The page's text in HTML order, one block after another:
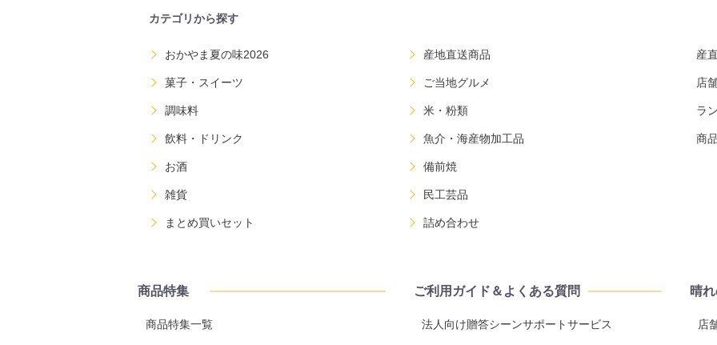
カテゴリから探す
おかやま夏の味2026 産地直送商品
菓子・スイーツ ご当地グルメ
調味料 米・粉類
飲料・ドリンク 魚介・海産物加工品
お酒 備前焼
雑貨 民工芸品
まとめ買いセット 詰め合わせ
産
店
ラ
商
商品特集
商品特集一覧
ご利用ガイド＆よくある質問
法人向け贈答シーンサポートサービス
晴
店